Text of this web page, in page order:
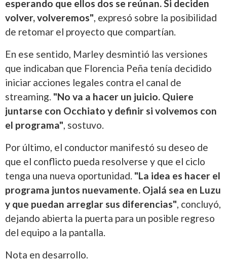
esperando que ellos dos se reúnan. Si deciden
volver, volveremos", expresó sobre la posibilidad
de retomar el proyecto que compartían.
En ese sentido, Marley desmintió las versiones
que indicaban que Florencia Peña tenía decidido
iniciar acciones legales contra el canal de
streaming. "No va a hacer un juicio. Quiere
juntarse con Occhiato y definir si volvemos con
el programa", sostuvo.
Por último, el conductor manifestó su deseo de
que el conflicto pueda resolverse y que el ciclo
tenga una nueva oportunidad. "La idea es hacer el
programa juntos nuevamente. Ojalá sea en Luzu
y que puedan arreglar sus diferencias", concluyó,
dejando abierta la puerta para un posible regreso
del equipo a la pantalla.
Nota en desarrollo.